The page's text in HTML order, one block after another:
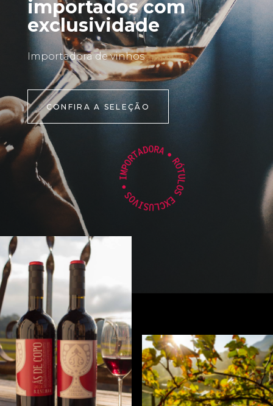
importados com
exclusividade
Importadora de vinhos
CONFIRA A SELEÇÃO